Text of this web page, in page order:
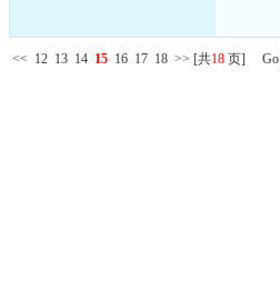
<< 12 13 14 15 16 17 18 >> [共18 页] Go